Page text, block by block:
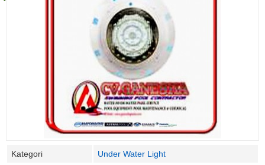
Kategori
Under Water Light